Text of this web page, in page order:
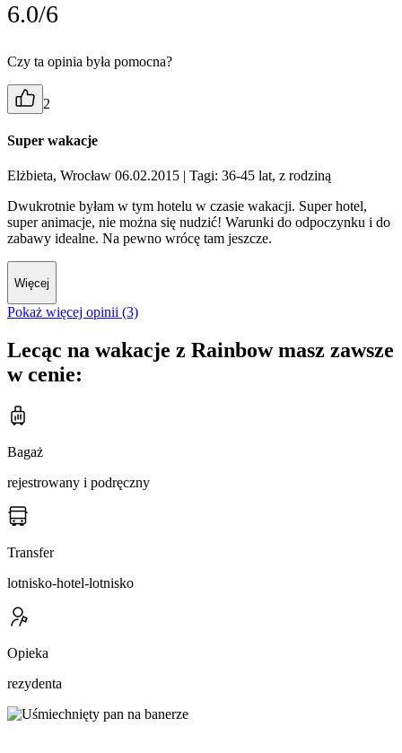
6.0/6
Czy ta opinia była pomocna?
2
Super wakacje
Elżbieta, Wrocław 06.02.2015 | Tagi: 36-45 lat, z rodziną
Dwukrotnie byłam w tym hotelu w czasie wakacji. Super hotel,
super animacje, nie można się nudzić! Warunki do odpoczynku i do
zabawy idealne. Na pewno wrócę tam jeszcze.
Więcej
Pokaż więcej opinii (3)
Lecąc na wakacje z Rainbow masz zawsze
w cenie:
Bagaż
rejestrowany i podręczny
Transfer
lotnisko-hotel-lotnisko
Opieka
rezydenta